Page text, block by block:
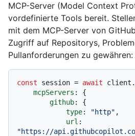
MCP-Server (Model Context
vordefinierte Tools bereit.
mit dem MCP-Server von
Zugriff auf Repositorys,
Pullanforderungen zu gewähren:
const session = await client.
mcpServers : {
github: {
type: "http" ,
url
"https://